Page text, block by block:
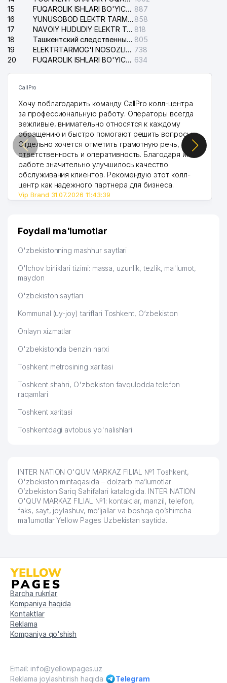
DAV MChJ
BELARUS RESPUBLIKASI
ELChINONASI
45
INDORAMA KOKAND TEXTILE QK
MChJ
634 м
46
YOSLAR OVOZI VA MOLODYOJ
UZBEKISTANA GAZETALAR
TAHRIRIYATI
646 м
47 PASSTRANS MEDIA MChJ 655 м
48 GROSS AJ SUG'URTA KOMPANIYASI
FRANTSIYA RESPUBLIKASI
51 FOTON AJ 662 м
52
54
SHAHRI BO'LIMI
TURKIYA RESPUBLIKASI
ELChINONASI
56 INVEST FINANCE BANK ATB 687 м
57
JURNAL TAHRIRIYATI
58 CRYSTAL BIZNES MChJ
60 ORIENTAL UNIVERSITETI 699 м
61
MARD TRAVEL XUSUSIY
KORXONASI
700 м
O'ZBEKISTON RESPUBLIKASI
63
AFROSIYOB-SAN'AT XUSUSIY
KORXONASI
64
TARIX INSTITUTI O'ZBEKISTON
RESPUBLIKASI FANLAR
65 IPAK YO'LI TURIZM INVEST MChJ
MChJ
15
FUQAROLIK ISHLARI BO'YICHA YAKKASAROY TUMANLARARO SUDI 887
16
YUNUSOBOD ELEKTR TARMOG'I NOSOZLIKLARI XIZMATI 858
17
NAVOIY HUDUDIY ELEKTR TARMOQLARI KORXONASI AJ 818
18
Ташкентский следственный изолятор 805
19
ELEKTRTARMOG'I NOSOZLIKLARINI TO'ZATISH SERGELI XIZMATI 738
20
FUQAROLIK ISHLARI BO'YICHA UCH-TEPA TUMANI SUDI 634
CallPro
Хочу поблагодарить команду CallPro колл-центра
за профессиональную работу. Операторы всегда
вежливые, внимательно относятся к каждому
обращению и быстро помогают решить вопросы.
Отдельно хочется отметить грамотную речь,
ответственность и оперативность. Благодаря их
работе значительно улучшилось качество
обслуживания клиентов. Рекомендую этот колл-
центр как надежного партнера для бизнеса.
Vip Brand 31.07.2026 11:43:39
Foydali ma'lumotlar
O'zbekistonning mashhur saytlari
O'lchov birliklari tizimi: massa, uzunlik, tezlik, ma'lumot,
maydon
O'zbekiston saytlari
Kommunal (uy-joy) tariflari Toshkent, O‘zbekiston
Onlayn xizmatlar
O'zbekistonda benzin narxi
Toshkent metrosining xaritasi
Toshkent shahri, O'zbekiston favqulodda telefon
raqamlari
Toshkent xaritasi
Toshkentdagi avtobus yo'nalishlari
INTER NATION O'QUV MARKAZ FILIAL №1 Toshkent,
O'zbekiston mintaqasida – dolzarb ma’lumotlar
O’zbekiston Sariq Sahifalari katalogida. INTER NATION
O'QUV MARKAZ FILIAL №1: kontaktlar, manzil, telefon,
faks, sayt, joylashuv, mo’ljallar va boshqa qo’shimcha
ma’lumotlar Yellow Pages Uzbekistan saytida.
Barcha ruknlar
Kompaniya haqida
Kontaktlar
Reklama
Kompaniya qo'shish
Email: info@yellowpages.uz
Reklama joylashtirish haqida
Telegram